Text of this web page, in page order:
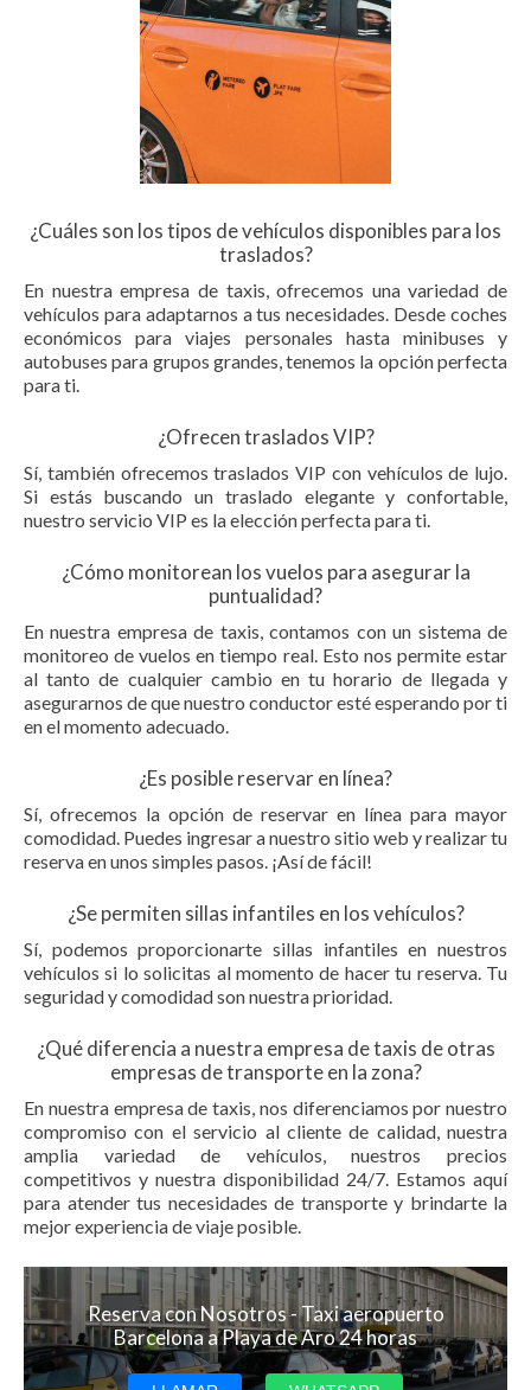
¿Cuáles son los tipos de vehículos disponibles para los
traslados?
En nuestra empresa de taxis, ofrecemos una variedad de
vehículos para adaptarnos a tus necesidades. Desde coches
económicos para viajes personales hasta minibuses y
autobuses para grupos grandes, tenemos la opción perfecta
para ti.
¿Ofrecen traslados VIP?
Sí, también ofrecemos traslados VIP con vehículos de lujo.
Si estás buscando un traslado elegante y confortable,
nuestro servicio VIP es la elección perfecta para ti.
¿Cómo monitorean los vuelos para asegurar la
puntualidad?
En nuestra empresa de taxis, contamos con un sistema de
monitoreo de vuelos en tiempo real. Esto nos permite estar
al tanto de cualquier cambio en tu horario de llegada y
asegurarnos de que nuestro conductor esté esperando por ti
en el momento adecuado.
¿Es posible reservar en línea?
Sí, ofrecemos la opción de reservar en línea para mayor
comodidad. Puedes ingresar a nuestro sitio web y realizar tu
reserva en unos simples pasos. ¡Así de fácil!
¿Se permiten sillas infantiles en los vehículos?
Sí, podemos proporcionarte sillas infantiles en nuestros
vehículos si lo solicitas al momento de hacer tu reserva. Tu
seguridad y comodidad son nuestra prioridad.
¿Qué diferencia a nuestra empresa de taxis de otras
empresas de transporte en la zona?
En nuestra empresa de taxis, nos diferenciamos por nuestro
compromiso con el servicio al cliente de calidad, nuestra
amplia variedad de vehículos, nuestros precios
competitivos y nuestra disponibilidad 24/7. Estamos aquí
para atender tus necesidades de transporte y brindarte la
mejor experiencia de viaje posible.
Reserva con Nosotros - Taxi aeropuerto
Barcelona a Playa de Aro 24 horas